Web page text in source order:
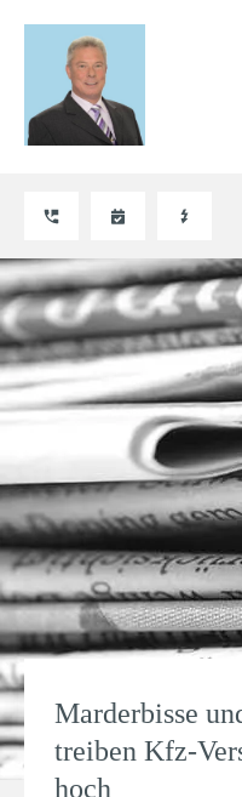
Marderbisse
treiben Kfz-
hoch